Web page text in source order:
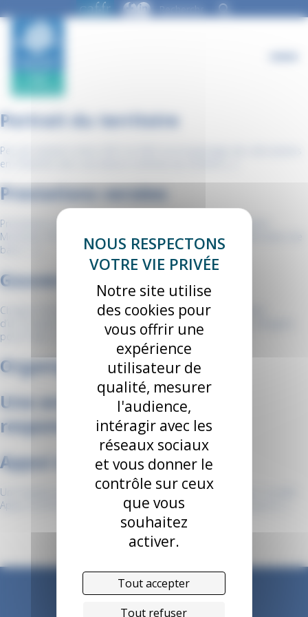
Portrait du territoire
Peu de variation entre 2021 et 2022 sur la typologie des allocataires
en Charente avec une baisse continue du nombre […]
Prestations versées
Prestations d’accueil du jeune enfant Prestation Bénéficiaires
Montants Prime naissance / adoption 204 2 392 598 € Allocation de
base […]
Gouvernance
Chaque Caf dispose de la personnalité morale et est dotée
d’un Conseil d’administration, composé de 24 membres, désignés
pour 4 ans. […]
Organigramme
Une entreprise socialement
responsable
Appui à la performance
Une équipe pluridisciplinaire au service de la performance Le pôle
Appui à la Performance est une équipe pluridisciplinaire qui a […]
Panneau de gestion des cookies
Notre site utilise
des cookies pour
vous offrir une
expérience
utilisateur de
qualité, mesurer
l'audience,
intéragir avec les
réseaux sociaux
et vous donner le
contrôle sur ceux
que vous
souhaitez
activer.
Tout accepter
Tout refuser